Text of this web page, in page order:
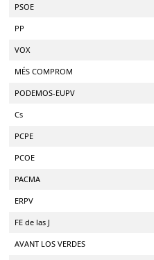
PSOE
PP
VOX
MÉS COMPROM
PODEMOS-EUPV
Cs
PCPE
PCOE
PACMA
ERPV
FE de las J
AVANT LOS VERDES